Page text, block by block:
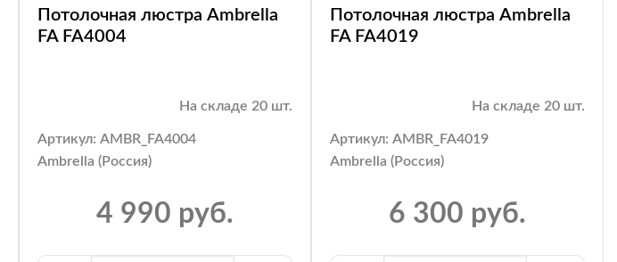
Потолочная люстра Ambrella
FA FA4004
На складе 20 шт.
Артикул: AMBR_FA4004
Ambrella (Россия)
4 990 руб.
Потолочная люстра Ambrella
FA FA4019
На складе 20 шт.
Артикул: AMBR_FA4019
Ambrella (Россия)
6 300 руб.